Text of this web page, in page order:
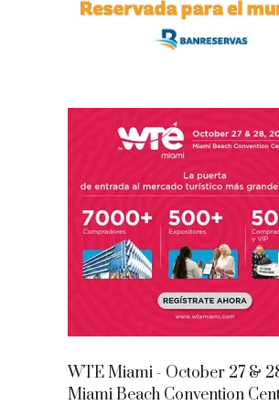
WTE Miami - October 27 &
Miami Beach Convention